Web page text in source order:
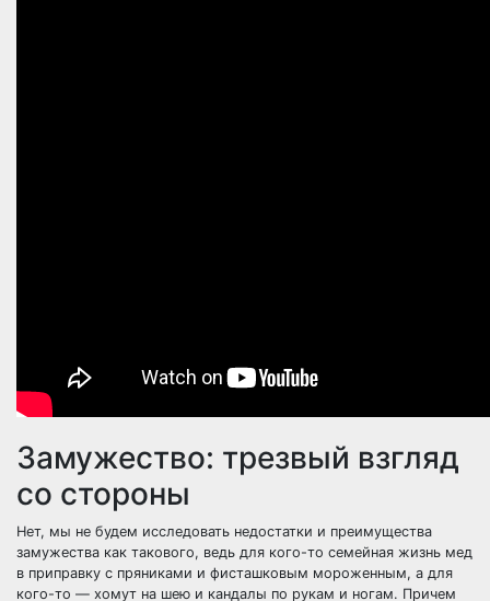
Замужество: трезвый взгляд
со стороны
Нет, мы не будем исследовать недостатки и преимущества
замужества как такового, ведь для кого-то семейная жизнь мед
в приправку с пряниками и фисташковым мороженным, а для
кого-то — хомут на шею и кандалы по рукам и ногам. Причем